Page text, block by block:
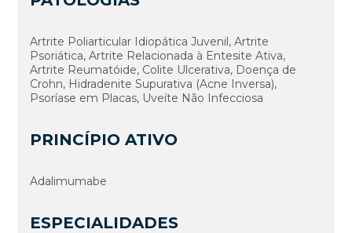
Artrite Poliarticular Idiopática Juvenil, Artrite
Psoriática, Artrite Relacionada à Entesite Ativa,
Artrite Reumatóide, Colite Ulcerativa, Doença de
Crohn, Hidradenite Supurativa (Acne Inversa),
Psoríase em Placas, Uveíte Não Infecciosa
PRINCÍPIO ATIVO
Adalimumabe
ESPECIALIDADES